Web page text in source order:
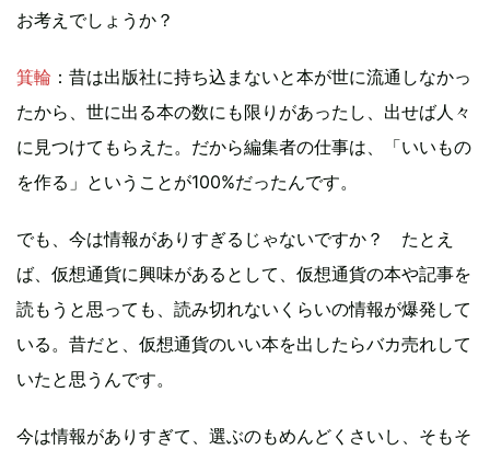
お考えでしょうか？
箕輪 ：昔は出版社に持ち込まないと本が世に流通しなかっ
たから、世に出る本の数にも限りがあったし、出せば人々
に見つけてもらえた。だから編集者の仕事は、「いいもの
を作る」ということが100%だったんです。
でも、今は情報がありすぎるじゃないですか？ たとえ
ば、仮想通貨に興味があるとして、仮想通貨の本や記事を
読もうと思っても、読み切れないくらいの情報が爆発して
いる。昔だと、仮想通貨のいい本を出したらバカ売れして
いたと思うんです。
今は情報がありすぎて、選ぶのもめんどくさいし、そもそ